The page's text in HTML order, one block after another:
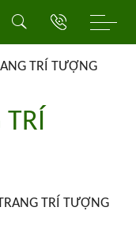
TRÍ TƯỢNG